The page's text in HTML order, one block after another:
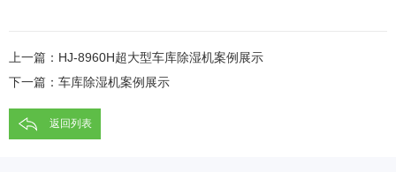
上一篇： HJ-8960H超大型车库除湿机案例展示
下一篇： 车库除湿机案例展示
返回列表